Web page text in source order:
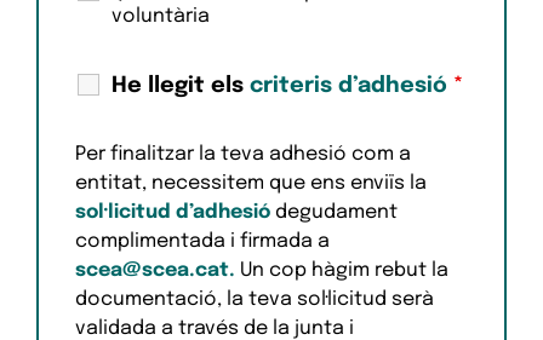
voluntària
He llegit els criteris d’adhesió *
Per finalitzar la teva adhesió com a
entitat, necessitem que ens enviïs la
sol·licitud d’adhesiódegudament
complimentada i firmada a
scea@scea.cat. Un cop hàgim rebut la
documentació, la teva sol·licitud serà
validada a través de la junta i